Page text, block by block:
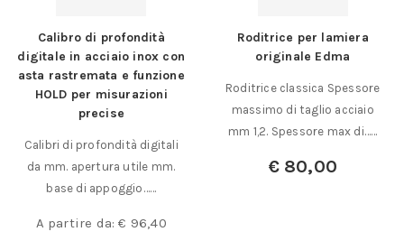
Calibro di profondità
digitale in acciaio inox con
asta rastremata e funzione
HOLD per misurazioni
precise
Calibri di profondità digitali
da mm. apertura utile mm.
base di appoggio……
A partire da:€ 96,40
Roditrice per lamiera
originale Edma
Roditrice classica Spessore
massimo di taglio acciaio
mm 1,2. Spessore max di……
€80,00